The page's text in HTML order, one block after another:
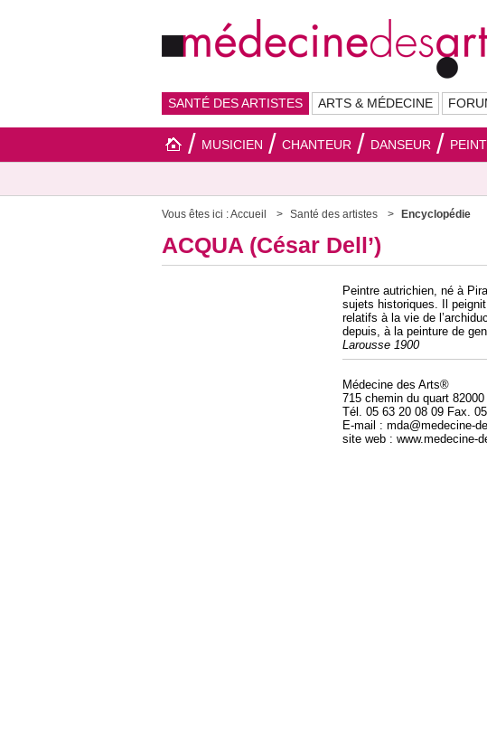
SANTÉ DES ARTISTES ARTS & MÉDECINE
MUSICIEN CHANTEUR DANSEUR
Vous êtes ici :Accueil Santé des artistes Encyclopédie
ACQUA (César Dell’)
Peintre autrichien, né à
sujets historiques. Il
relatifs à la vie de
depuis, à la peinture de
Larousse 1900
Médecine des Arts®
715 chemin du quart
Tél. 05 63 20 08 09 Fax.
E-mail : mda@medecine-
site web : www.medecine-